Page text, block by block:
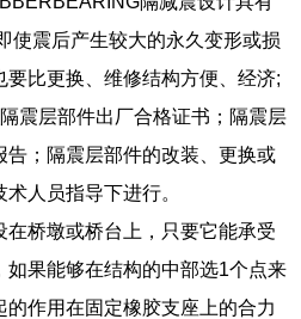
使震后产生较大的永久变形或损
比更换、维修结构方便、经济;
震层部件出厂合格证书；隔震层
；隔震层部件的改装、更换或
人员指导下进行。
在桥墩或桥台上，只要它能承受
如果能够在结构的中部选1个点来
的作用在固定橡胶支座上的合力